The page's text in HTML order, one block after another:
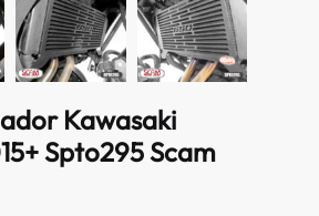
Kawasaki
Spto295 Scam